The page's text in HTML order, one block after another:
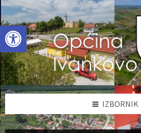
Open toolbar
Skip
to
content
Skip
to
left
sidebar
Skip
to
footer
IZBORNIK